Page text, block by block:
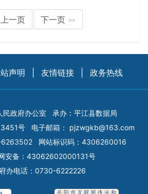
上一页 下一页 >>
声明 友情链接 政务热线
民政府办公室
承办：平江县数据局
号 电子邮箱： pjzwgkb@163.com
6263502
网站标识码：4306260016
安备：43062602000131号
办电话：0730-6222226